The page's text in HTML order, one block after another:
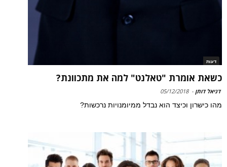
דעות
כשאת אומרת "טאלנט" למה את מתכוונת?
דניאל דותן -
05/12/2018
מהו כישרון וכיצד הוא נבדל ממיומנויות נרכשות?